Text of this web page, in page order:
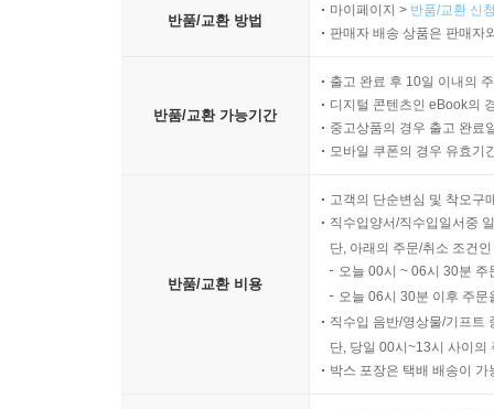
반품/교환 방법
마이페이지 > 반품/교환 신
판매자 배송 상품은 판매자
반품/교환 가능기간
출고 완료 후 10일 이내의
디지털 콘텐츠인 eBook의
중고상품의 경우 출고 완료
모바일 쿠폰의 경우 유효기
반품/교환 비용
고객의 단순변심 및 착오구
직수입양서/직수입일서중
단, 아래의 주문/취소 조건
오늘 00시 ~ 06시 30분
오늘 06시 30분 이후 주
직수입 음반/영상물/기프트
단, 당일 00시~13시 사이의
박스 포장은 택배 배송이